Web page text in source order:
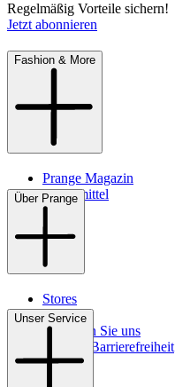
Regelmäßig Vorteile sichern!
Jetzt abonnieren
Fashion & More
Prange Magazin
Pflegemittel
Über Prange
Stores
Kontakt
So finden Sie uns
Digitale Barrierefreiheit
Unser Service